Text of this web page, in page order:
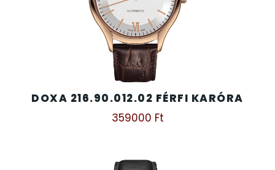
DOXA 216.90.012.02 FÉRFI KARÓRA
359000 Ft